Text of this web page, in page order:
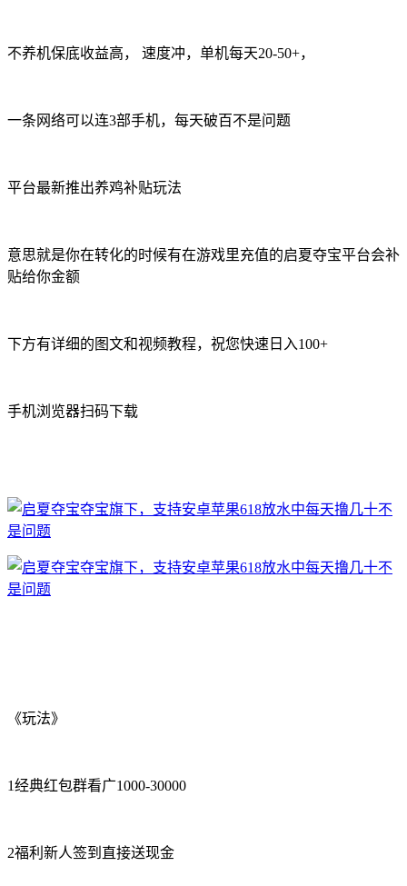
不养机保底收益高， 速度冲，单机每天20-50+，
一条网络可以连3部手机，每天破百不是问题
平台最新推出养鸡补贴玩法
意思就是你在转化的时候有在游戏里充值的启夏夺宝平台会补
贴给你金额
下方有详细的图文和视频教程，祝您快速日入100+
手机浏览器扫码下载
《玩法》
1经典红包群看广1000-30000
2福利新人签到直接送现金